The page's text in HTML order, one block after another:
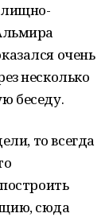
очень
несколько
беседу.
то всегда
сюда